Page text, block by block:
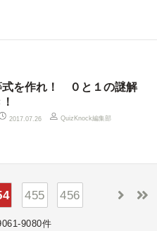
式を作れ！ ０と１の謎解
2017.07.26 QuizKnock編集部
455 456
9080件